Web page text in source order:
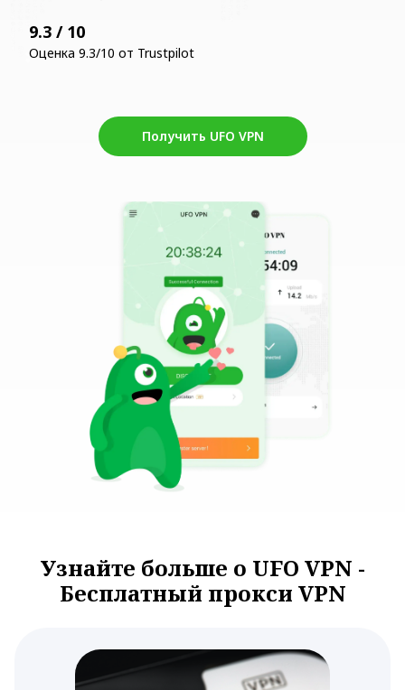
9.3 / 10
Оценка 9.3/10 от Trustpilot
Получить UFO VPN
Узнайте больше о UFO VPN -
Бесплатный прокси VPN